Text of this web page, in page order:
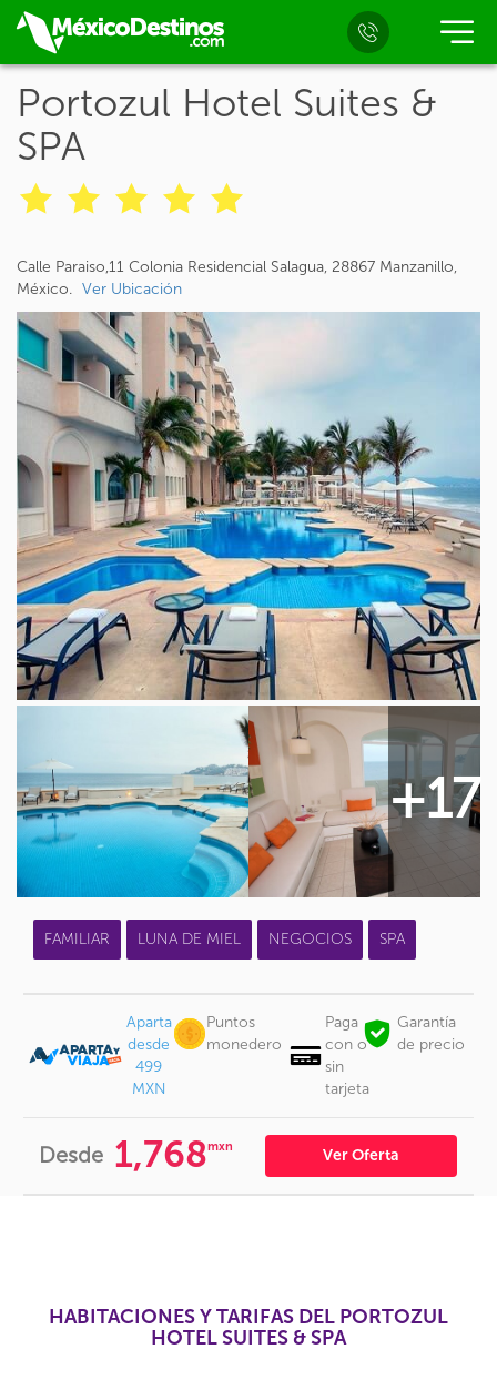
Portozul Hotel Suites &
SPA
Calle Paraiso,11 Colonia Residencial Salagua, 28867 Manzanillo,
México. Ver Ubicación
+17
FAMILIAR LUNA DE MIEL NEGOCIOS SPA
Aparta
desde
499
MXN
Puntos
monedero
Paga
con o
sin
tarjeta
Garantía
de precio
Desde 1,768mxn Ver Oferta
HABITACIONES Y TARIFAS DEL PORTOZUL
HOTEL SUITES & SPA